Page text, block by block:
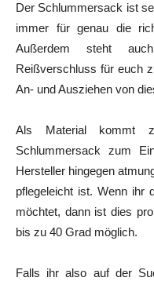
Der Schlummersack ist
immer für genau die
Außerdem steht
Reißverschluss für euch
An- und Ausziehen von
Als Material kommt
Schlummersack zum
Hersteller hingegen
pflegeleicht ist. Wenn ihr
möchtet, dann ist dies
bis zu 40 Grad möglich.
Falls ihr also auf der